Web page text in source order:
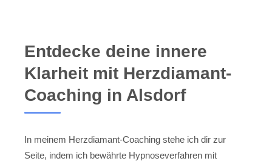
Entdecke deine innere
Klarheit mit Herzdiamant-
Coaching in Alsdorf
In meinem Herzdiamant-Coaching stehe ich dir zur
Seite, indem ich bewährte Hypnoseverfahren mit